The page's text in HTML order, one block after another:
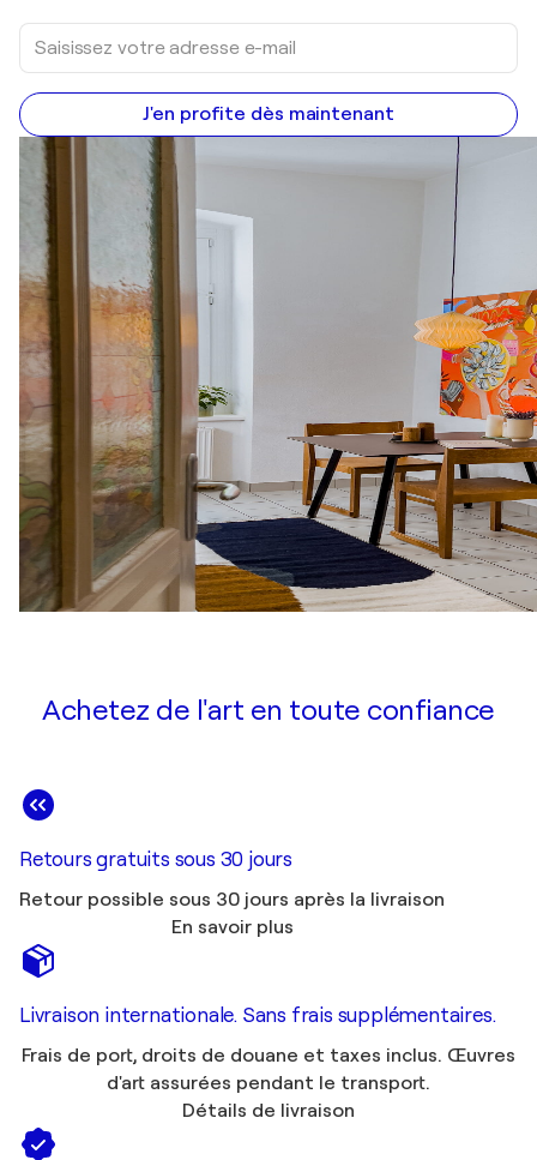
J'en profite dès maintenant
Achetez de l'art en toute confiance
Retours gratuits sous 30 jours
Retour possible sous 30 jours après la livraison
En savoir plus
Livraison internationale. Sans frais supplémentaires.
Frais de port, droits de douane et taxes inclus. Œuvres
d'art assurées pendant le transport.
Détails de livraison